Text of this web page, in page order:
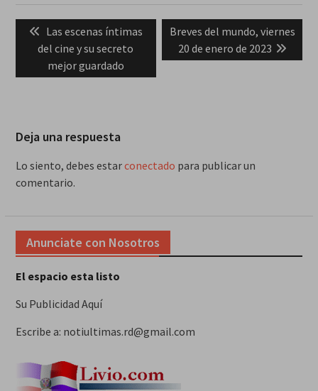
Navegación
entradas
Previous
post:
Las escenas íntimas
del cine y su secreto
mejor guardado
Next
post:
Breves del mundo, viernes
20 de enero de 2023
Deja una respuesta
Lo siento, debes estarconectado para publicar un
comentario.
Anunciate con Nosotros
El espacio esta listo
Su Publicidad Aquí
Escribe a: notiultimas.rd@gmail.com